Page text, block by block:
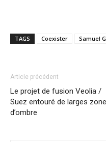
TAGS Coexister Samuel
Article précédent
Le projet de fusion Veolia /
Suez entouré de larges
d’ombre